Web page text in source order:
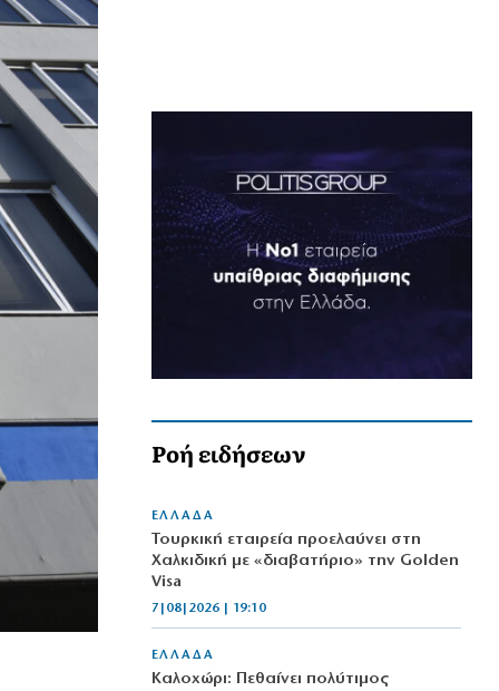
Ροή ειδήσεων
ΕΛΛΑΔΑ
Τουρκική εταιρεία προελαύνει στη
Χαλκιδική με «διαβατήριο» την Golden
Visa
7|08|2026 | 19:10
ΕΛΛΑΔΑ
Καλοχώρι: Πεθαίνει πολύτιμος